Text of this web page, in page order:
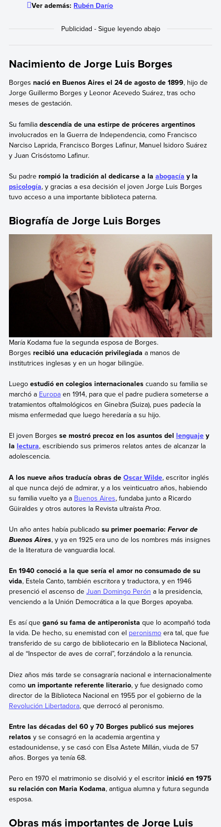
Ver además: Rubén Darío
Nacimiento de Jorge Luis Borges
Borges nació en Buenos Aires el 24 de agosto de 1899, hijo de
Jorge Guillermo Borges y Leonor Acevedo Suárez, tras ocho
meses de gestación.
Su familiadescendía de una estirpe de próceres argentinos
involucrados en la Guerra de Independencia, como Francisco
Narciso Laprida, Francisco Borges Lafinur, Manuel Isidoro Suárez
y Juan Crisóstomo Lafinur.
Su padrerompió la tradición al dedicarse a la abogacía y la
psicología, y gracias a esa decisión el joven Jorge Luis Borges
tuvo acceso a una importante biblioteca paterna.
Biografía de Jorge Luis Borges
María Kodama fue la segunda esposa de Borges.
Borges recibió una educación privilegiada a manos de
institutrices inglesas y en un hogar bilingüe.
Luego estudió en colegios internacionalescuando su familia se
marchó a Europaen 1914, para que el padre pudiera someterse a
tratamientos oftalmológicos en Ginebra (Suiza), pues padecía la
misma enfermedad que luego heredaría a su hijo.
El joven Borges se mostró precoz en los asuntos del lenguajey
la lectura, escribiendo sus primeros relatos antes de alcanzar la
adolescencia.
A los nueve años traducía obras de Oscar Wilde, escritor inglés
al que nunca dejó de admirar, y a los veinticuatro años, habiendo
su familia vuelto ya a Buenos Aires, fundaba junto a Ricardo
Güiraldes y otros autores la Revista ultraísta Proa.
Un año antes había publicadosu primer poemario: Fervor de
Buenos Aires, y ya en 1925 era uno de los nombres más insignes
de la literatura de vanguardia local.
En 1940 conoció a la que sería el amor no consumado de su
vida, Estela Canto, también escritora y traductora, y en 1946
presenció el ascenso de Juan Domingo Perón a la presidencia,
venciendo a la Unión Democrática a la que Borges apoyaba.
Es así que ganó su fama de antiperonista que lo acompañó toda
la vida. De hecho, su enemistad con el peronismoera tal, que fue
transferido de su cargo de bibliotecario en la Biblioteca Nacional,
al de “Inspector de aves de corral”, forzándolo a la renuncia.
Diez años más tarde se consagraría nacional e internacionalmente
como un importante referente literario, y fue designado como
director de la Biblioteca Nacional en 1955 por el gobierno de la
Revolución Libertadora, que derrocó al peronismo.
Entre las décadas del 60 y 70 Borges publicó sus mejores
relatosy se consagró en la academia argentina y
estadounidense, y se casó con Elsa Astete Millán, viuda de 57
años. Borges ya tenía 68.
Pero en 1970 el matrimonio se disolvió y el escritorinició en 1975
su relación con Maria Kodama, antigua alumna y futura segunda
esposa.
Obras más importantes de Jorge Luis